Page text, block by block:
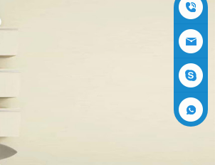
+86-05
91-2353
3555
siboly@s
iboly.co
evaporat